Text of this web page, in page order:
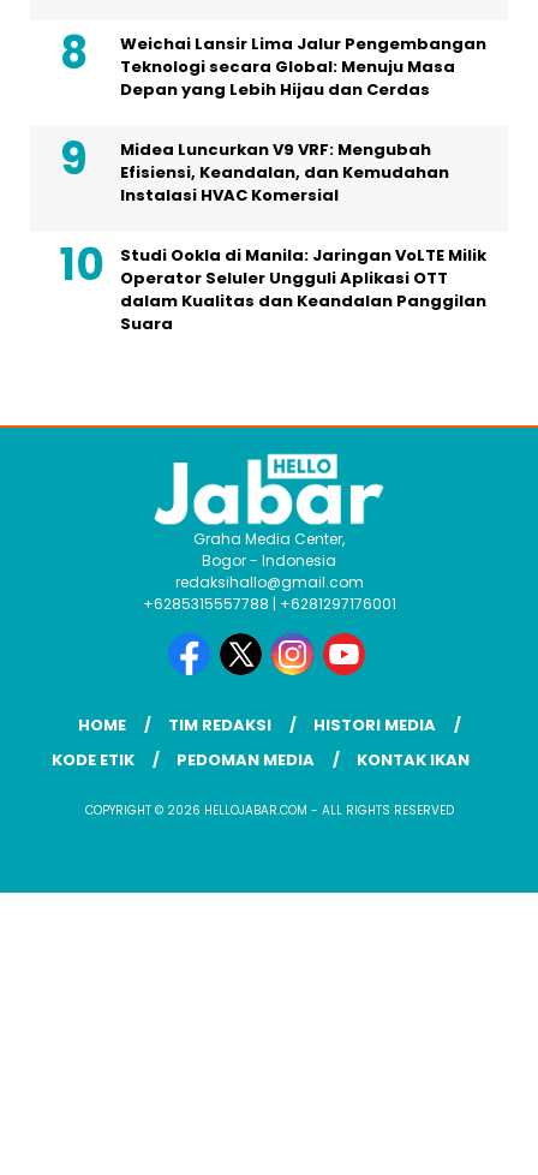
Weichai Lansir Lima Jalur Pengembangan
Teknologi secara Global: Menuju Masa
Depan yang Lebih Hijau dan Cerdas
Midea Luncurkan V9 VRF: Mengubah
Efisiensi, Keandalan, dan Kemudahan
Instalasi HVAC Komersial
Studi Ookla di Manila: Jaringan VoLTE Milik
Operator Seluler Ungguli Aplikasi OTT
dalam Kualitas dan Keandalan Panggilan
Suara
Graha Media Center,
Bogor - Indonesia
redaksihallo@gmail.com
+6285315557788 | +6281297176001
HOME TIM REDAKSI
HISTORI MEDIA
KODE ETIK
PEDOMAN MEDIA KONTAK IKAN
COPYRIGHT © 2026 HELLOJABAR.COM - ALL RIGHTS RESERVED